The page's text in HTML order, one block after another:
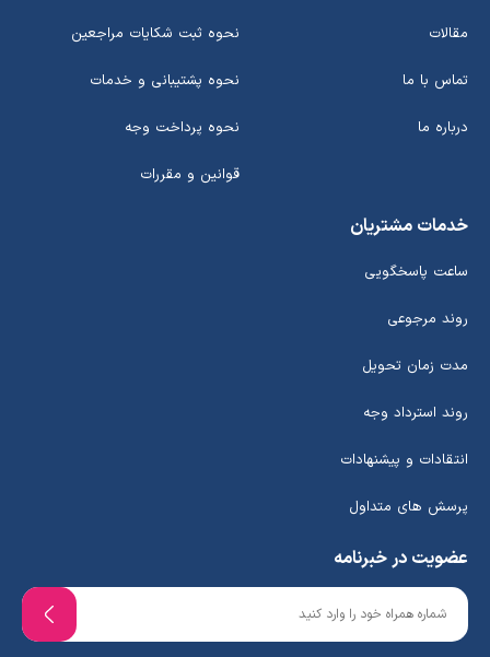
مقالات
تماس با ما
درباره ما
نحوه ثبت شکایات مراجعین
نحوه پشتیبانی و خدمات
نحوه پرداخت وجه
قوانین و مقررات
خدمات مشتریان
ساعت پاسخگویی
روند مرجوعی
مدت زمان تحویل
روند استرداد وجه
انتقادات و پیشنهادات
پرسش های متداول
عضویت در خبرنامه